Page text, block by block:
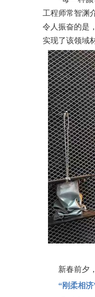
工程师常智渊
令人振奋的是
实现了该领域
新春前夕
“刚柔相济